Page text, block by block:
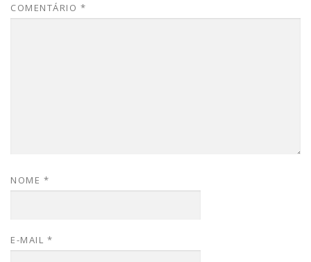
COMENTÁRIO *
NOME *
E-MAIL *